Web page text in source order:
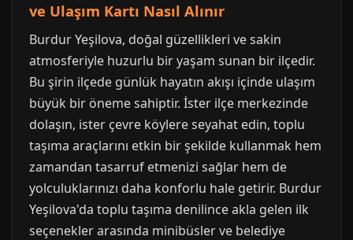
ve Ulaşım Kartı Nasıl Alınır
Burdur Yeşilova, doğal güzellikleri ve sakin
atmosferiyle huzurlu bir yaşam sunan bir ilçedir.
Bu şirin ilçede günlük hayatın akışı içinde ulaşım
büyük bir öneme sahiptir. İster ilçe merkezinde
dolaşın, ister çevre köylere seyahat edin, toplu
taşıma araçlarını etkin bir şekilde kullanmak hem
zamandan tasarruf etmenizi sağlar hem de
yolculuklarınızı daha konforlu hale getirir. Burdur
Yeşilova'da toplu taşıma denilince akla gelen ilk
seçenekler arasında minibüsler ve belediye